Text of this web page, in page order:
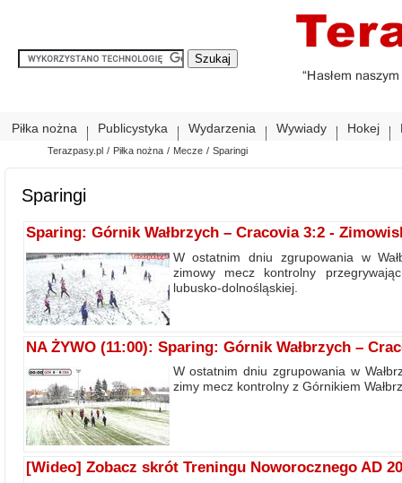
Piłka nożna Publicystyka Wydarzenia Wywiady Hokej
Terazpasy.pl / Piłka nożna / Mecze / Sparingi
Sparingi
Sparing: Górnik Wałbrzych – Cracovia 3:2 -
W ostatnim dniu zgrupowania w
zimowy mecz kontrolny
lubusko-dolnośląskiej.
NA ŻYWO (11:00): Sparing: Górnik Wałbrzych –
W ostatnim dniu zgrupowania w
zimy mecz kontrolny z Górnikiem
[Wideo] Zobacz skrót Treningu Noworocznego AD